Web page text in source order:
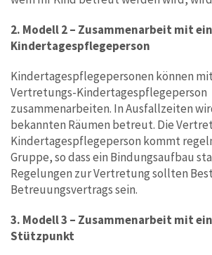
2. Modell 2 – Zusammenarbeit mit
Kindertagespflegeperson
Kindertagespflegepersonen können
Vertretungs-Kindertagespflegeperson
zusammenarbeiten. In Ausfallzeiten
bekannten Räumen betreut. Die
Kindertagespflegeperson kommt
Gruppe, so dass ein Bindungsaufbau
Regelungen zur Vertretung sollten
Betreuungsvertrags sein.
3. Modell 3 – Zusammenarbeit mit
Stützpunkt